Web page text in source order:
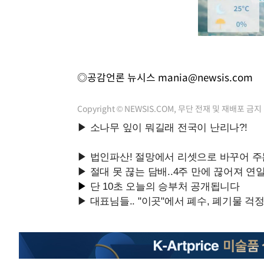
◎공감언론 뉴시스 mania@newsis.com
Copyright © NEWSIS.COM, 무단 전재 및 재배포 금지